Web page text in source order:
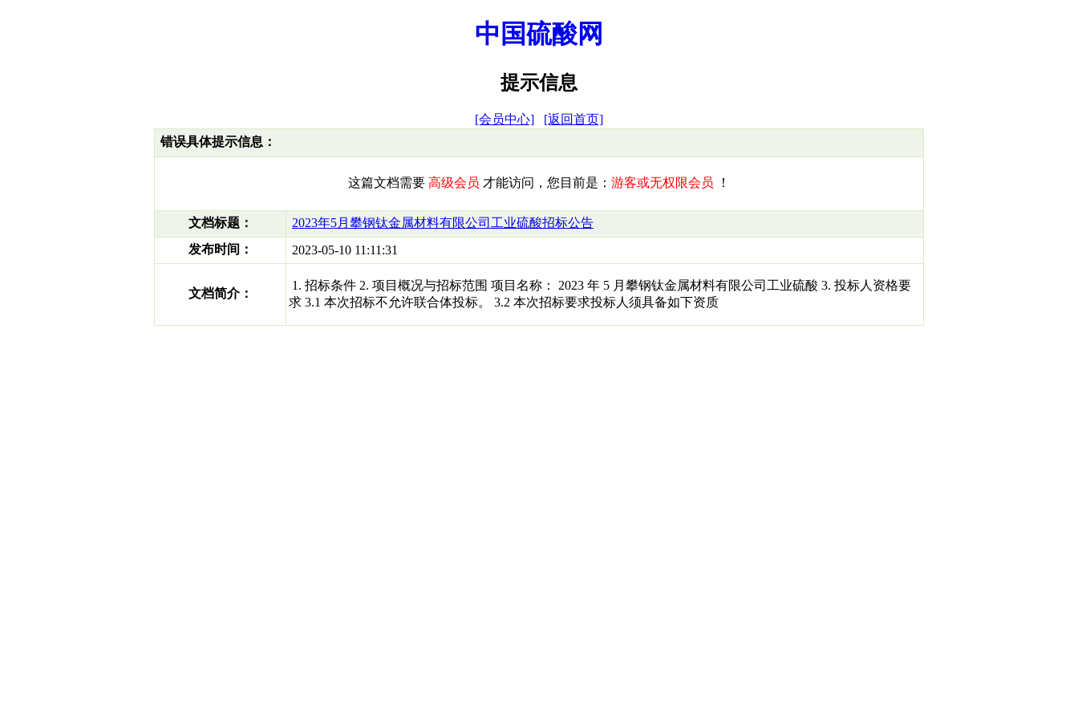
中国硫酸网
提示信息
[会员中心]
[返回首页]
错误具体提示信息：
这篇文档需要 高级会员 才能访问，您目前是： 游客或无权限会员 ！
文档标题：
2023年5月攀钢钛金属材料有限公司工业硫酸招标公告
发布时间：
2023-05-10 11:11:31
文档简介：
1. 招标条件 2. 项目概况与招标范围 项目名称： 2023 年 5 月攀钢钛金属材料有限公司工业硫酸 3. 投标人资格要
求 3.1 本次招标不允许联合体投标。 3.2 本次招标要求投标人须具备如下资质